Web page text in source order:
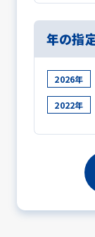
年の指
2026年
2022年